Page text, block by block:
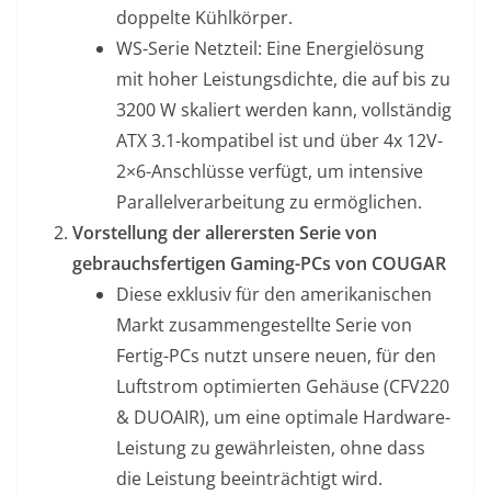
doppelte Kühlkörper.
WS-Serie Netzteil: Eine Energielösung
mit hoher Leistungsdichte, die auf bis zu
3200 W skaliert werden kann, vollständig
ATX 3.1-kompatibel ist und über 4x 12V-
2×6-Anschlüsse verfügt, um intensive
Parallelverarbeitung zu ermöglichen.
Vorstellung der allerersten Serie von
gebrauchsfertigen Gaming-PCs von COUGAR
Diese exklusiv für den amerikanischen
Markt zusammengestellte Serie von
Fertig-PCs nutzt unsere neuen, für den
Luftstrom optimierten Gehäuse (CFV220
& DUOAIR), um eine optimale Hardware-
Leistung zu gewährleisten, ohne dass
die Leistung beeinträchtigt wird.